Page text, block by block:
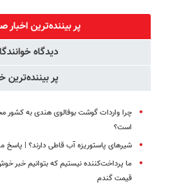
سبک و مقاوم |
پرداخت قسطی
پر بیننده‌ترین
دیدگاه
پر بیننده‌ترین
چرا واردات گوشت بوفالوی هندی به کشور
است؟
شیرهای پاستوریزه آب قاطی دارند؟ | پاسخ
ما پرداخت‌کننده نیستیم که بتوانیم خبر
قیمت گندم